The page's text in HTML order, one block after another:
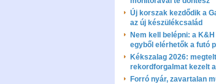
Új korszak kezdődik a
az új készülékcsalád
Nem kell belépni: a
egyből elérhetők a futó
Kékszalag 2026:
rekordforgalmat kezelt
Forró nyár, zavartalan